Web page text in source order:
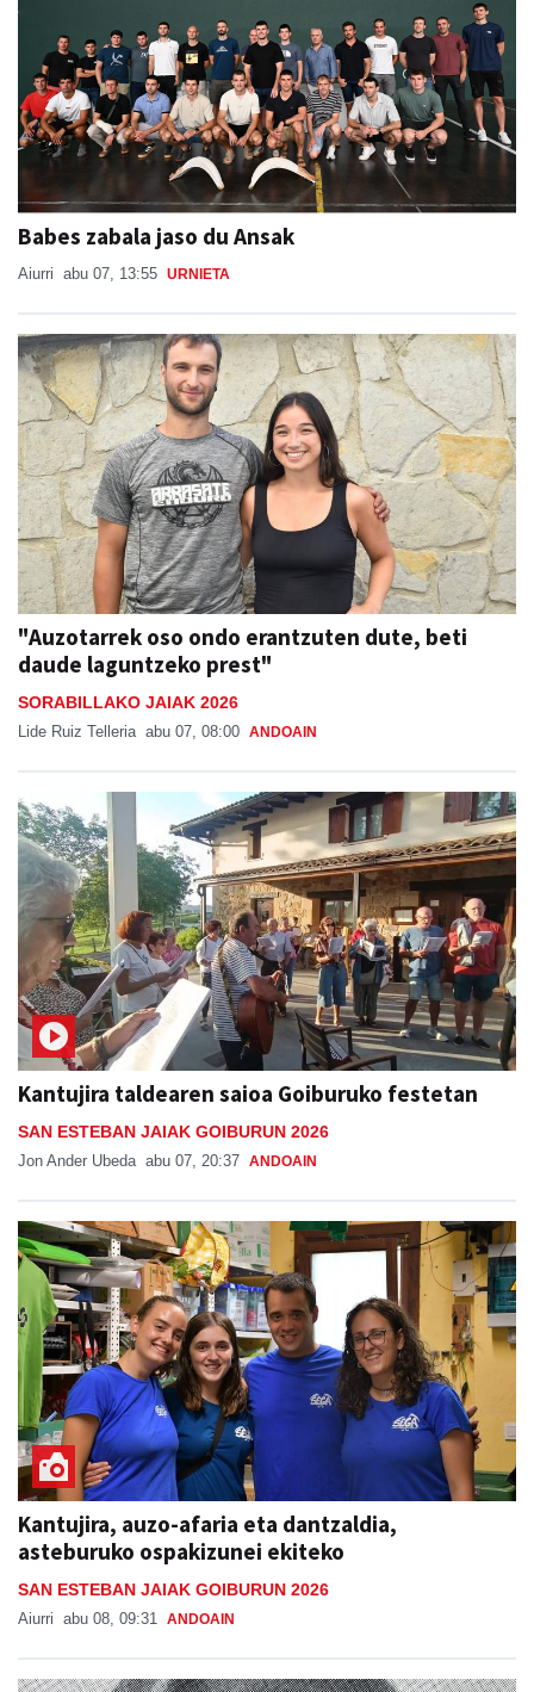
Babes zabala jaso du Ansak
Aiurri abu 07, 13:55 URNIETA
"Auzotarrek oso ondo erantzuten dute, beti
daude laguntzeko prest"
SORABILLAKO JAIAK 2026
Lide Ruiz Telleria abu 07, 08:00 ANDOAIN
Kantujira taldearen saioa Goiburuko festetan
SAN ESTEBAN JAIAK GOIBURUN 2026
Jon Ander Ubeda abu 07, 20:37 ANDOAIN
Kantujira, auzo-afaria eta dantzaldia,
asteburuko ospakizunei ekiteko
SAN ESTEBAN JAIAK GOIBURUN 2026
Aiurri abu 08, 09:31 ANDOAIN